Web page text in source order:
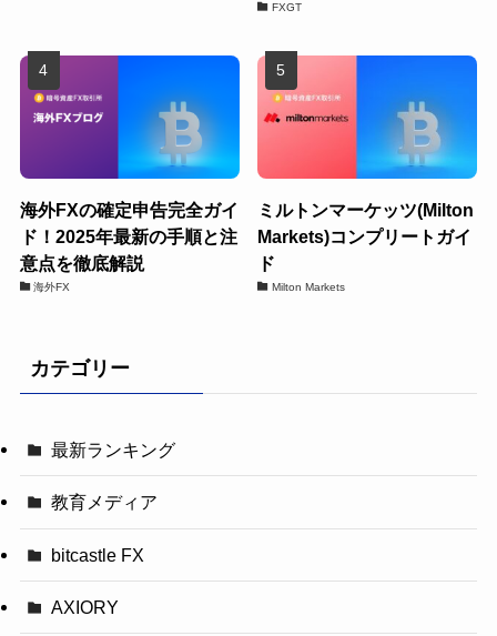
FXGT
海外FXの確定申告完全ガイ
ド！2025年最新の手順と注
意点を徹底解説
海外FX
ミルトンマーケッツ(Milton
Markets)コンプリートガイ
ド
Milton Markets
カテゴリー
最新ランキング
教育メディア
bitcastle FX
AXIORY